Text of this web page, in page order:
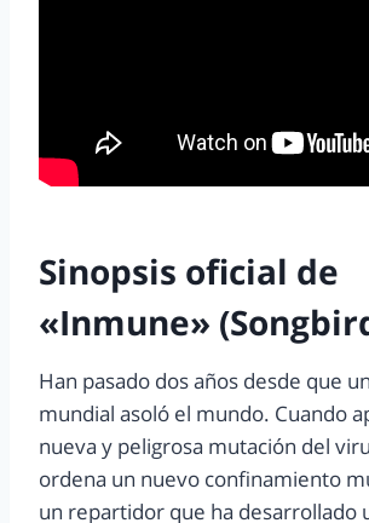
Sinopsis oficial de
«Inmune»
Han pasado dos años desde que
mundial asoló el mundo. Cuando
nueva y peligrosa mutación del
ordena un nuevo confinamiento
un repartidor que ha desarrollado